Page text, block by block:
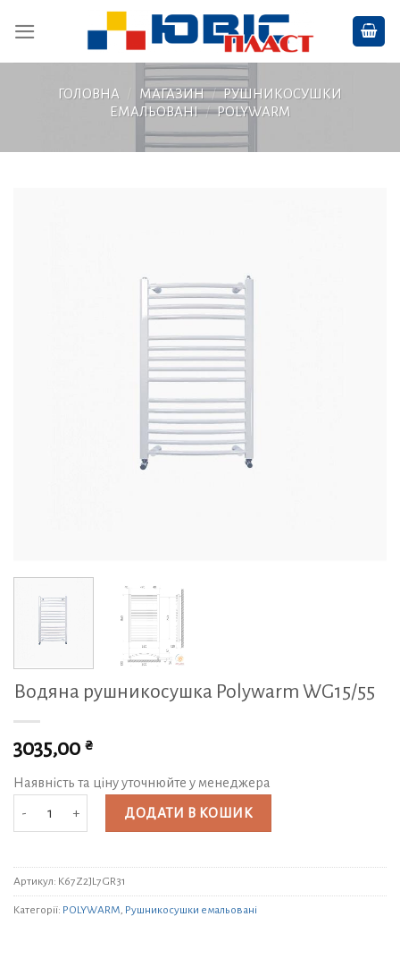
ГОЛОВНА / МАГАЗИН / РУШНИКОСУШКИ
ЕМАЛЬОВАНІ / POLYWARM
Водяна рушникосушка Polywarm WG15/55
3035,00 ₴
Наявність та ціну уточнюйте у менеджера
Водяна рушникосушка Polywarm WG15/55 кількість
ДОДАТИ В КОШИК
Артикул: K67Z2JL7GR31
Категорії: POLYWARM Рушникосушки емальовані